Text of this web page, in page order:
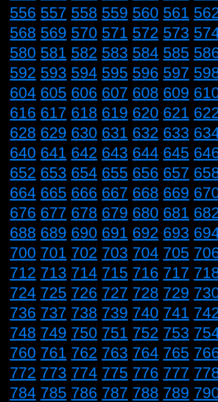
556 557 558 559 560 561
568 569 570 571 572 573
580 581 582 583 584 585
592 593 594 595 596 597
604 605 606 607 608 609
616 617 618 619 620 621
628 629 630 631 632 633
640 641 642 643 644 645
652 653 654 655 656 657
664 665 666 667 668 669
676 677 678 679 680 681
688 689 690 691 692 693
700 701 702 703 704 705
712 713 714 715 716 717
724 725 726 727 728 729
736 737 738 739 740 741
748 749 750 751 752 753
760 761 762 763 764 765
772 773 774 775 776 777
784 785 786 787 788 789